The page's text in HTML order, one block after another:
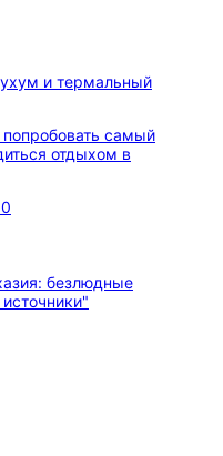
и термальный
самый
отдыхом в